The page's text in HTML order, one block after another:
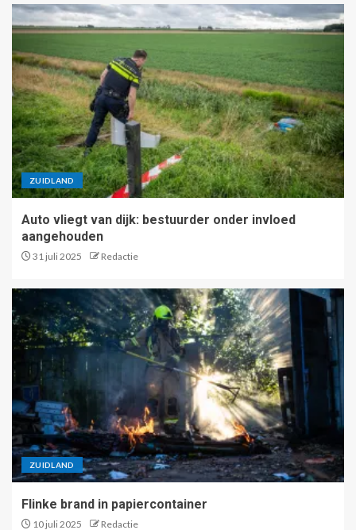
ZUIDLAND
Auto vliegt van dijk: bestuurder onder invloed
aangehouden
31 juli 2025 Redactie
ZUIDLAND
Flinke brand in papiercontainer
10 juli 2025 Redactie